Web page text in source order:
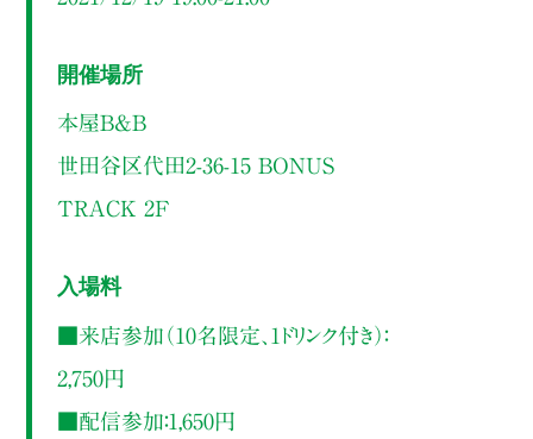
開催場所
本屋B&B
世田谷区代田2-36-15 BONUS
TRACK 2F
入場料
■来店参加（10名限定、1ドリンク付き）：
2,750円
■配信参加：1,650円